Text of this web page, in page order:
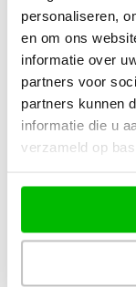
personaliseren,
en om ons
informatie over
partners voor
partners kunnen
informatie die u
verzameld op
16:17
16:15
SAMSON &
STUDIO
16:04 TWINZZ
THE